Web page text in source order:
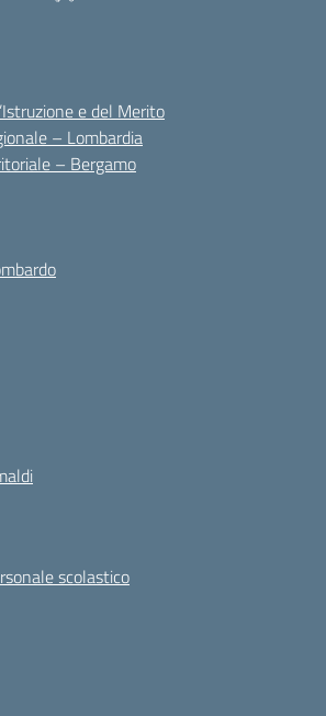
e del Merito
– Lombardia
– Bergamo
scolastico